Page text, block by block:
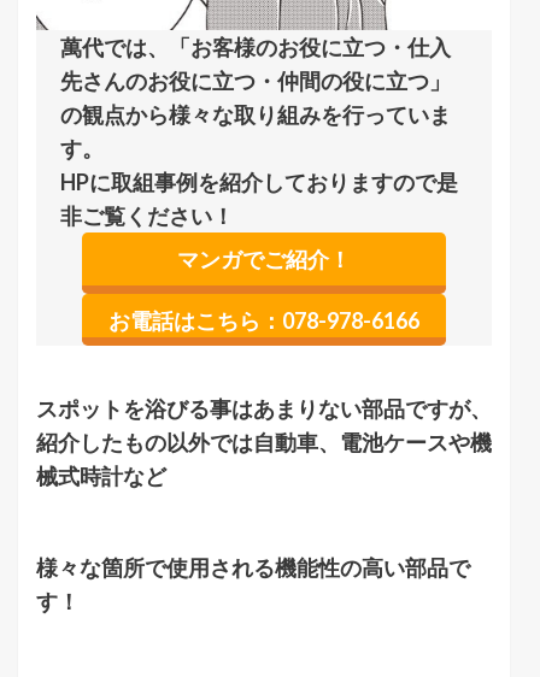
萬代では、「お客様のお役に立つ・仕入
先さんのお役に立つ・仲間の役に立つ」
の観点から様々な取り組みを行っていま
す。
HPに取組事例を紹介しておりますので是
非ご覧ください！
マンガでご紹介！
お電話はこちら：078-978-6166
スポットを浴びる事はあまりない部品ですが、
紹介したもの以外では自動車、電池ケースや機
械式時計など
様々な箇所で使用される機能性の高い部品で
す！